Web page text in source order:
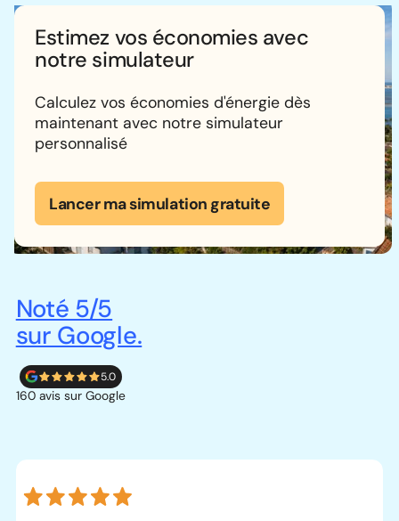
Estimez vos économies avec
notre simulateur
Calculez vos économies d'énergie dès
maintenant avec notre simulateur
personnalisé
Lancer ma simulation gratuite
Noté 5/5
sur Google.
5.0
160 avis sur Google